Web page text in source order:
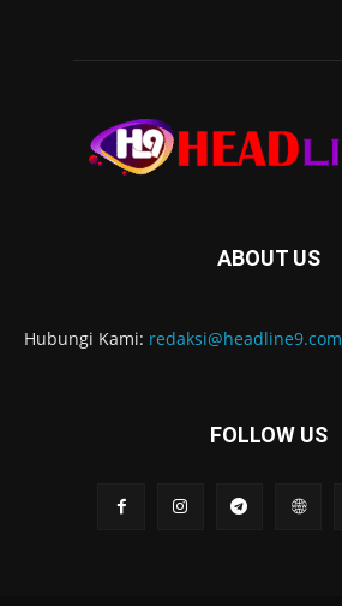
ABOUT US
Hubungi Kami: redaksi@headline9.com
FOLLOW US